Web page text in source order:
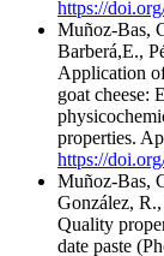
https://
Muñoz-Bas,
Barberá,E.,
Application
goat cheese:
properties.
https://
Muñoz-Bas,
González,
Quality
date paste